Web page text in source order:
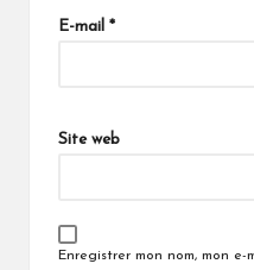
E-mail *
Site web
Enregistrer mon nom, mon